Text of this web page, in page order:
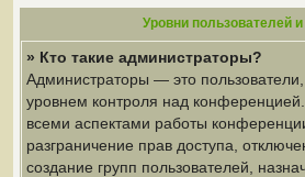
Уровни пользователей
» Кто такие администраторы?
Администраторы — это
уровнем контроля над
всеми аспектами работы
разграничение прав доступа,
создание групп пользователей,